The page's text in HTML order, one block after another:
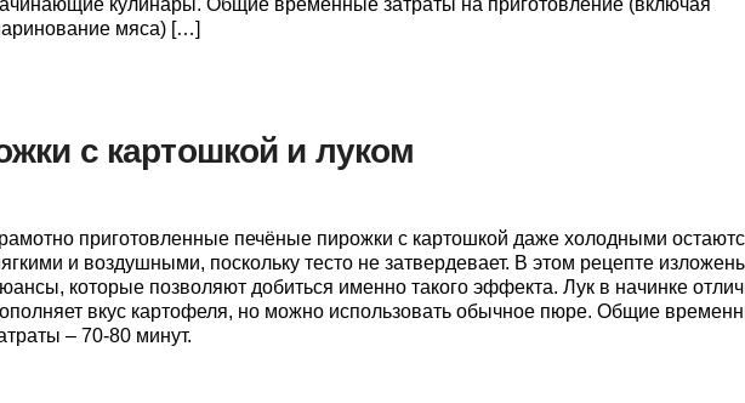
кулинары. Общие временные затраты на приготовление (включая
мяса) […]
с картошкой и луком
приготовленные печёные пирожки с картошкой даже холодными
и воздушными, поскольку тесто не затвердевает. В этом рецепте
которые позволяют добиться именно такого эффекта. Лук в начинке
вкус картофеля, но можно использовать обычное пюре. Общие
– 70-80 минут.